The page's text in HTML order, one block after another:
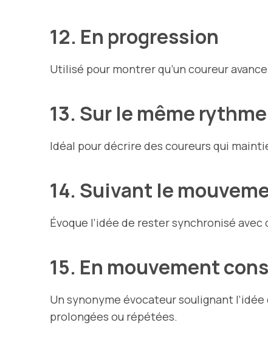
12. En progression
Utilisé pour montrer qu’un coureur
13. Sur le même rythme
Idéal pour décrire des coureurs qui
14. Suivant le
Évoque l’idée de rester synchronisé
15. En mouvement
Un synonyme évocateur soulignant
prolongées ou répétées.